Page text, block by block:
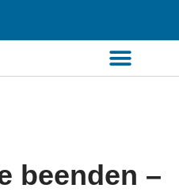
beenden –